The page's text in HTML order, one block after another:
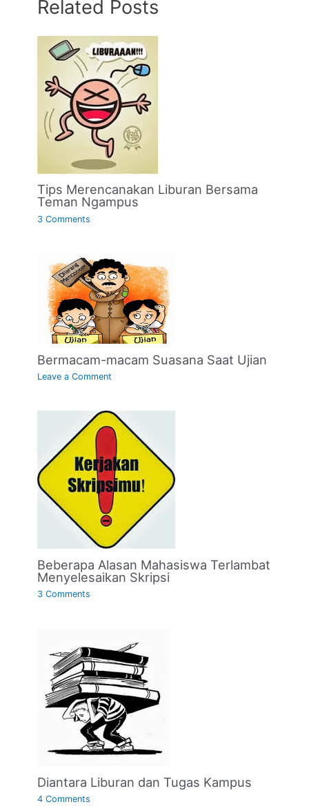
Related Posts
Tips Merencanakan Liburan Bersama
Teman Ngampus
3 Comments
Bermacam-macam Suasana Saat Ujian
Leave a Comment
Beberapa Alasan Mahasiswa Terlambat
Menyelesaikan Skripsi
3 Comments
Diantara Liburan dan Tugas Kampus
4 Comments